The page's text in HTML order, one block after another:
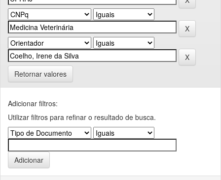
Retornar valores
Adicionar filtros:
Utilizar filtros para refinar o resultado de busca.